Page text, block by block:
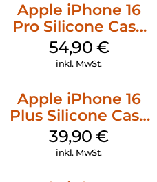
Apple iPhone 16
Pro Silicone Case
MagSafe Black
54,90 €
inkl. MwSt.
Apple iPhone 16
Plus Silicone Case
MagSafe Plum
39,90€
inkl. MwSt.